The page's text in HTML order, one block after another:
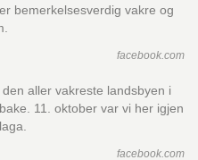
bemerkelsesverdig vakre og
facebook.com
aller vakreste landsbyen i
11. oktober var vi her igjen
facebook.com